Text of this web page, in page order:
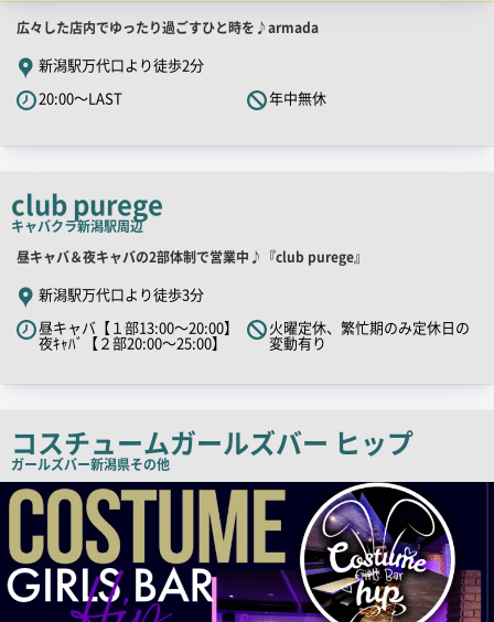
店
舗
PR
キ
コ
ピ
ー
広々した店内でゆったり過ごすひと時を♪armada
新潟駅万代口より徒歩2分
20:00～LAST
年中無休
club purege
キャバクラ新潟駅周辺
店
舗
PR
キ
ッ
コ
ピ
ー
昼キャバ＆夜キャバの2部体制で営業中♪『club purege』
新潟駅万代口より徒歩3分
昼キャバ【１部13:00～20:00】
夜ｷｬﾊﾞ【２部20:00～25:00】
火曜定休、繁忙期のみ定休日の
変動有り
コスチュームガールズバー ヒップ
ガールズバー新潟県その他
店
舗
像